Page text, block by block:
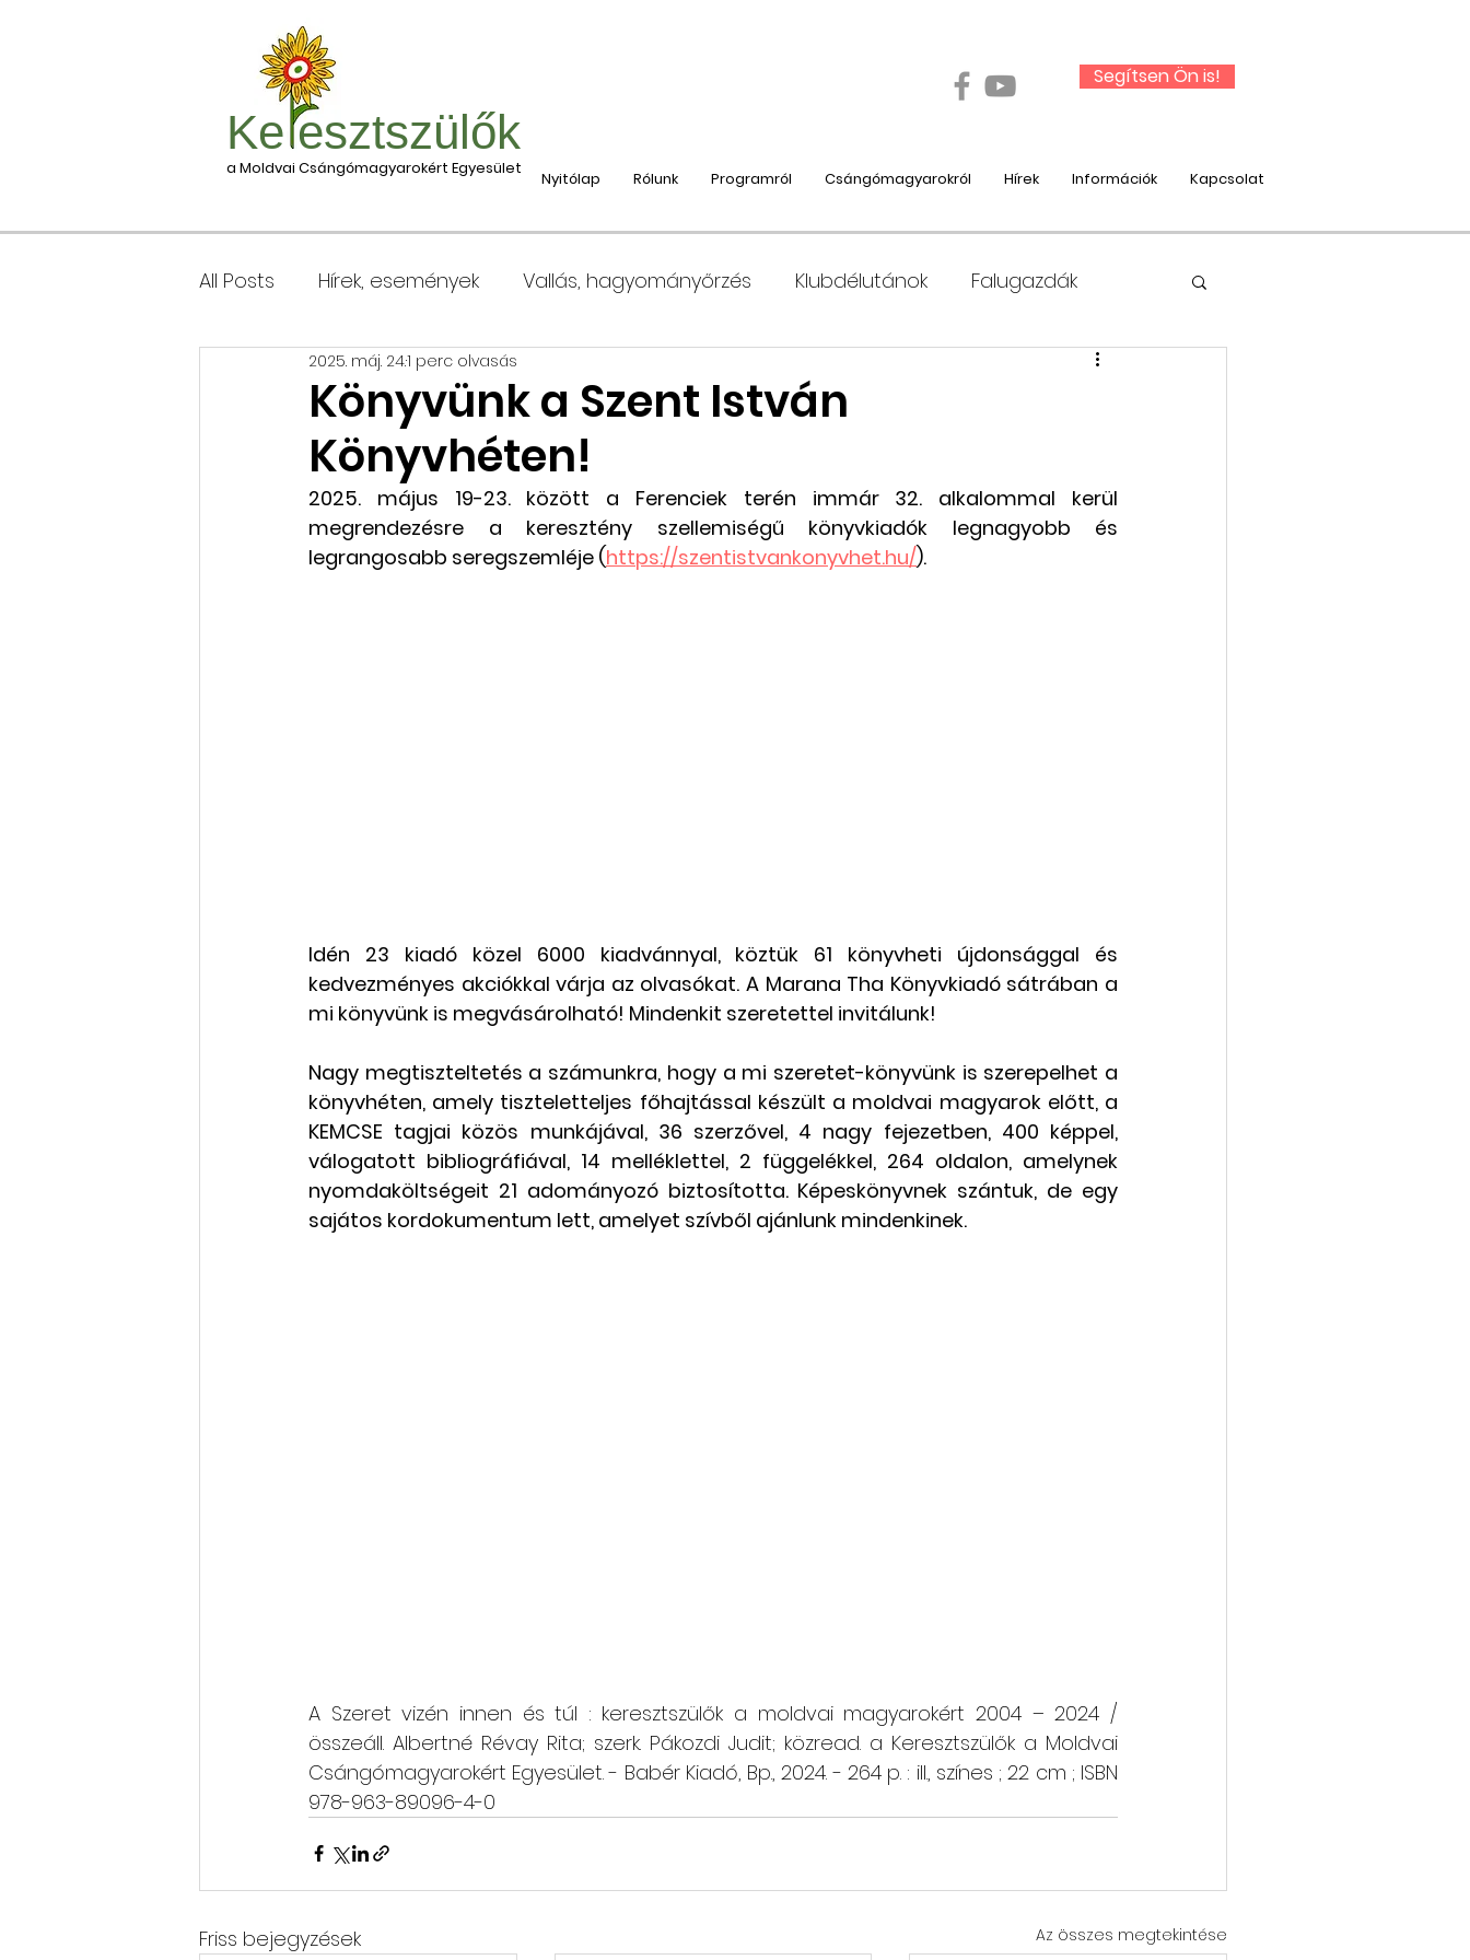
Segítsen Ön is!
Nyitólap Rólunk Programról Csángómagyarokról Hírek Információk Kapcsolat
Ke esztszülők
a Moldvai Csángómagyarokért Egyesület
All Posts Hírek, események Vallás, hagyományőrzés Klubdélutánok Falugazdák
Csomagleadás, érkezése Moldvába
Keresztgyerekek levélcíme Nyaralás, táboroztatás
Rólunk szól: cikkek, videók Csángó témájú könyv, videó Utazások Moldvába Galéria
Könyvünk a Szent István
Könyvhéten!
2025. máj. 24.1 perc olvasás
2025. május 19-23. között a Ferenciek terén immár 32. alkalommal kerül
megrendezésre a keresztény szellemiségű könyvkiadók legnagyobb és
legrangosabb seregszemléje (https://szentistvankonyvhet.hu/).
Idén 23 kiadó közel 6000 kiadvánnyal, köztük 61 könyvheti újdonsággal és
kedvezményes akciókkal várja az olvasókat. A Marana Tha Könyvkiadó sátrában a
mi könyvünk is megvásárolható! Mindenkit szeretettel invitálunk!
Nagy megtiszteltetés a számunkra, hogy a mi szeretet-könyvünk is szerepelhet a
könyvhéten, amely tiszteletteljes főhajtással készült a moldvai magyarok előtt, a
KEMCSE tagjai közös munkájával, 36 szerzővel, 4 nagy fejezetben, 400 képpel,
válogatott bibliográfiával, 14 melléklettel, 2 függelékkel, 264 oldalon, amelynek
nyomdaköltségeit 21 adományozó biztosította. Képeskönyvnek szántuk, de egy
sajátos kordokumentum lett, amelyet szívből ajánlunk mindenkinek.
A Szeret vizén innen és túl : keresztszülők a moldvai magyarokért 2004 – 2024 /
összeáll. Albertné Révay Rita; szerk. Pákozdi Judit; közread. a Keresztszülők a Moldvai
Csángómagyarokért Egyesület. - Babér Kiadó, Bp., 2024. - 264 p. : ill., színes ; 22 cm ; ISBN
978-963-89096-4-0
Friss bejegyzések Az összes megtekintése